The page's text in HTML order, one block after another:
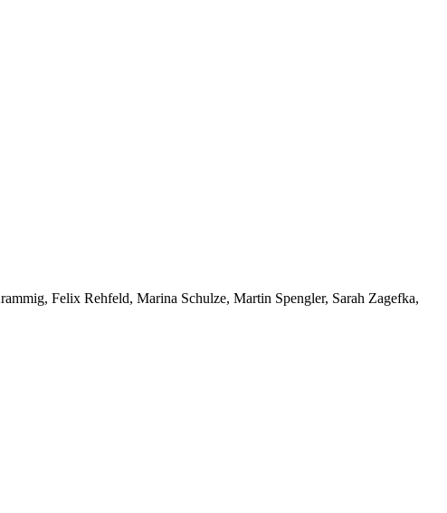
, Felix Rehfeld, Marina Schulze, Martin Spengler, Sarah Zagefka,